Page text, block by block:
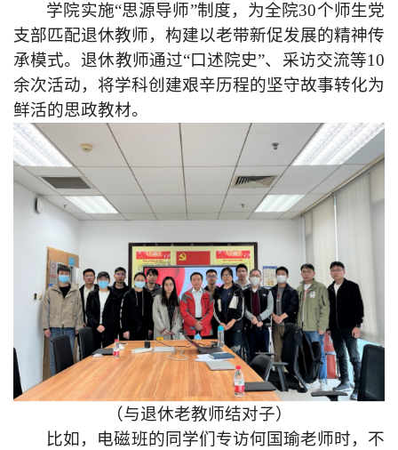
学院实施“思源导师”制度，为全院30个师生党
支部匹配退休教师，构建以老带新促发展的精神传
承模式。退休教师通过“口述院史”、采访交流等10
余次活动，将学科创建艰辛历程的坚守故事转化为
鲜活的思政教材。
（与退休老教师结对子）
比如，电磁班的同学们专访何国瑜老师时，不